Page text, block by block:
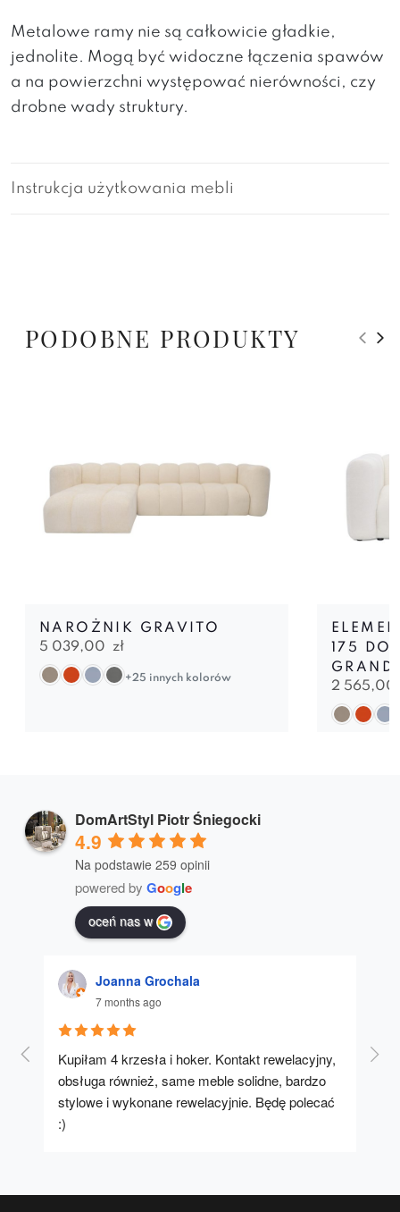
Metalowe ramy nie są całkowicie gładkie,
jednolite. Mogą być widoczne łączenia spawów
a na powierzchni występować nierówności, czy
drobne wady struktury.
Instrukcja użytkowania mebli
PODOBNE PRODUKTY
NAROŻNIK GRAVITO
5 039,00 zł
+25 innych kolorów
175
GRAND
2 565,00
DomArtStyl Piotr Śniegocki
4.9
Na podstawie 259 opinii
powered by Google
oceń nas w
Joanna Grochala
7 months ago
Kupiłam 4 krzesła i hoker. Kontakt rewelacyjny,
obsługa również, same meble solidne, bardzo
stylowe i wykonane rewelacyjnie. Będę polecać
:)
A